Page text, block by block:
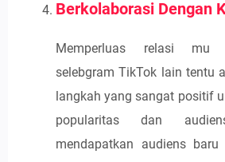
Berkolaborasi Dengan
Memperluas relasi mu
selebgram TikTok lain tentu
langkah yang sangat positif
popularitas dan
mendapatkan audiens